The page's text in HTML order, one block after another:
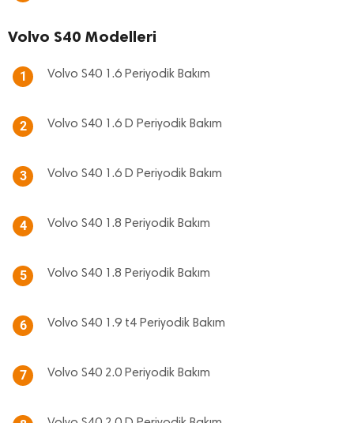
Volvo S40 Modelleri
1 Volvo S40 1.6 Periyodik Bakım
2 Volvo S40 1.6 D Periyodik Bakım
3 Volvo S40 1.6 D Periyodik Bakım
4 Volvo S40 1.8 Periyodik Bakım
5 Volvo S40 1.8 Periyodik Bakım
6 Volvo S40 1.9 t4 Periyodik Bakım
7 Volvo S40 2.0 Periyodik Bakım